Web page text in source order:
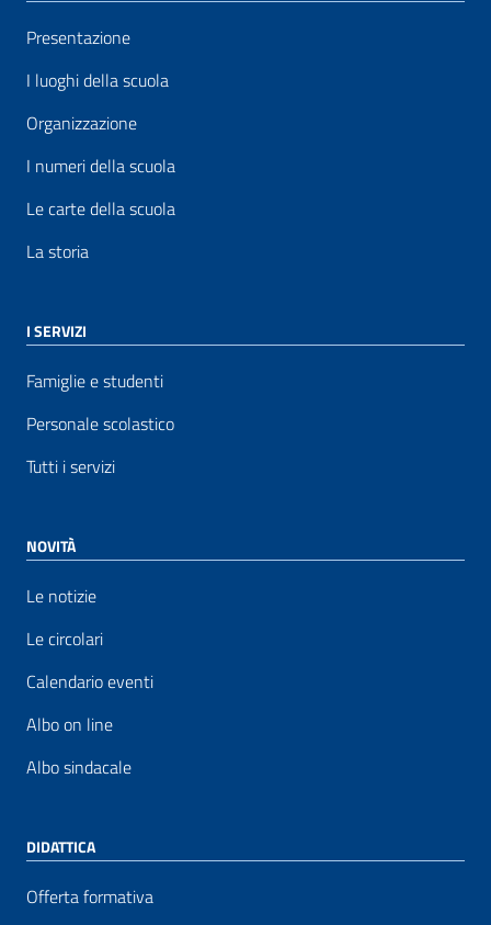
Presentazione
I luoghi della scuola
Organizzazione
I numeri della scuola
Le carte della scuola
La storia
I SERVIZI
Famiglie e studenti
Personale scolastico
Tutti i servizi
NOVITÀ
Le notizie
Le circolari
Calendario eventi
Albo on line
Albo sindacale
DIDATTICA
Offerta formativa